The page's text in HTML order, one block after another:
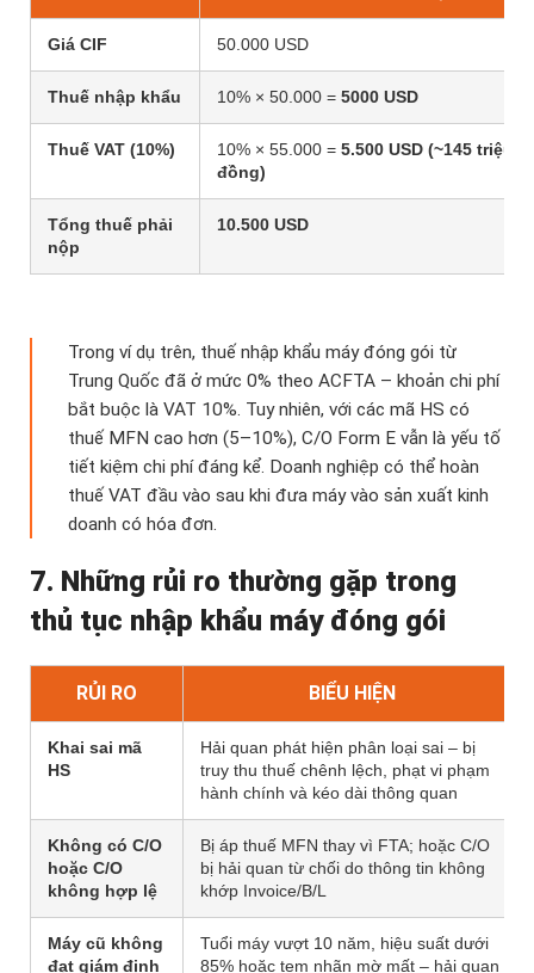
Giá CIF 50.000 USD
Thuế nhập khẩu 10% × 50.000 = 5000 USD
Thuế VAT (10%) 10% × 55.000 = 5.500 USD (~145 triệu
đồng)
Tổng thuế phải
nộp
10.500 USD
Trong ví dụ trên, thuế nhập khẩu máy đóng gói từ
Trung Quốc đã ở mức 0% theo ACFTA – khoản chi phí
bắt buộc là VAT 10%. Tuy nhiên, với các mã HS có
thuế MFN cao hơn (5–10%), C/O Form E vẫn là yếu tố
tiết kiệm chi phí đáng kể. Doanh nghiệp có thể hoàn
thuế VAT đầu vào sau khi đưa máy vào sản xuất kinh
doanh có hóa đơn.
7. Những rủi ro thường gặp trong
thủ tục nhập khẩu máy đóng gói
RỦI RO BIỂU HIỆN
Khai sai mã
HS
Hải quan phát hiện phân loại sai – bị
truy thu thuế chênh lệch, phạt vi phạm
hành chính và kéo dài thông quan
Không có C/O
hoặc C/O
không hợp lệ
Bị áp thuế MFN thay vì FTA; hoặc C/O
bị hải quan từ chối do thông tin không
khớp Invoice/B/L
Máy cũ không
đạt giám định
Tuổi máy vượt 10 năm, hiệu suất dưới
85% hoặc tem nhãn mờ mất – hải quan